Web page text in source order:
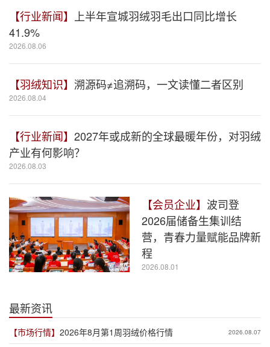
【行业新闻】 上半年宣城羽绒羽毛出口同比增长
41.9%
2026.08.06
【羽绒知识】 溯源码≠追溯码，一文读懂二者区别
2026.08.04
【行业新闻】 2027年或成新的全球最暖年份，对羽绒
产业有何影响？
2026.08.03
【会员企业】 波司登
2026届储备生集训结
营，青春力量赋能品牌新
程
2026.08.01
最新资讯
【市场行情】 2026年8月第1周羽绒价格行情 2026.08.07